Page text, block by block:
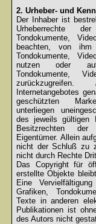
2. Urheber- und
Der Inhaber ist
Urheberrechte
Tondokumente,
beachten, von
Tondokumente,
nutzen oder
Tondokumente,
Internetangebotes
geschützten
unterliegen
des jeweils gültigen
Besitzrechten der
Eigentümer. Allein
nicht der Schluß zu
nicht durch Rechte
Das Copyright für
erstellte Objekte
Eine
Grafiken,
Texte in anderen
Publikationen ist
des Autors nicht